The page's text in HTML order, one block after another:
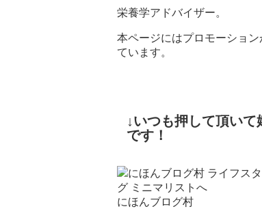
栄養学アドバイザー。
本ページにはプロモーション
ています。
↓いつも押して頂いて
です！
にほんブログ村